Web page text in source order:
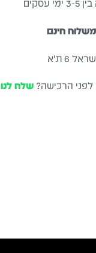
חינם
6 ת״א
לפני הרכישה?שלח לנו